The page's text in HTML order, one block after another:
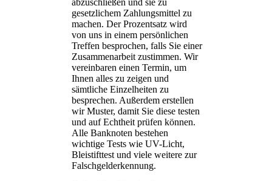
gesetzlichem Zahlungsmittel zu
machen. Der Prozentsatz wird
von uns in einem persönlichen
Treffen besprochen, falls Sie einer
Zusammenarbeit zustimmen. Wir
vereinbaren einen Termin, um
Ihnen alles zu zeigen und
sämtliche Einzelheiten zu
besprechen. Außerdem erstellen
wir Muster, damit Sie diese testen
und auf Echtheit prüfen können.
Alle Banknoten bestehen
wichtige Tests wie UV-Licht,
Bleistifttest und viele weitere zur
Falschgelderkennung.